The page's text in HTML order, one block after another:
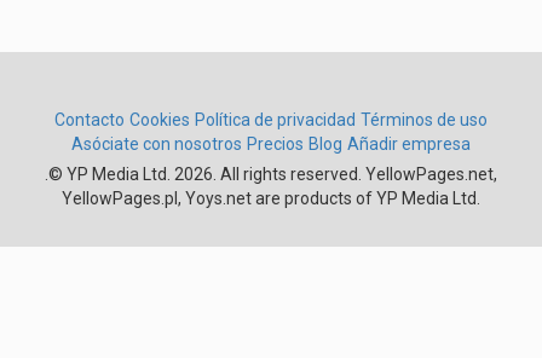
Contacto Cookies Política de privacidad Términos de uso
Asóciate con nosotros Precios Blog Añadir empresa
© YP Media Ltd. 2026. All rights reserved. YellowPages.net,
YellowPages.pl, Yoys.net are products of YP Media Ltd.